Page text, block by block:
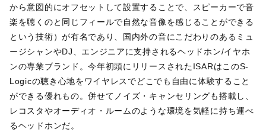
から意図的にオフセットして設置することで、スピーカーで音
楽を聴くのと同じフィールで自然な音像を感じることができる
という技術）が有名であり、国内外の音にこだわりのあるミュ
ージシャンやDJ、エンジニアに支持されるヘッドホン/イヤホ
ンの専業ブランド。今年初頭にリリースされたISARはこのS-
Logicの聴き心地をワイヤレスでどこでも自由に体験すること
ができる優れもの。併せてノイズ・キャンセリングも搭載し、
レコスタやオーディオ・ルームのような環境を気軽に持ち運べ
るヘッドホンだ。